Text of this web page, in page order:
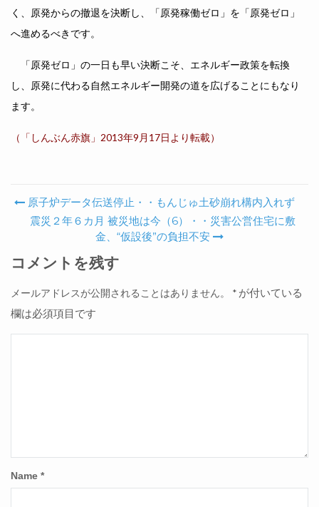
く、原発からの撤退を決断し、「原発稼働ゼロ」を「原発ゼロ」
へ進めるべきです。
「原発ゼロ」の一日も早い決断こそ、エネルギー政策を転換
し、原発に代わる自然エネルギー開発の道を広げることにもなり
ます。
（「しんぶん赤旗」2013年9月17日より転載）
Post navigation
原子炉データ伝送停止・・もんじゅ土砂崩れ構内入れず
震災２年６カ月 被災地は今（6）・・災害公営住宅に敷
金、“仮設後”の負担不安
コメントを残す
メールアドレスが公開されることはありません。 * が付いている
欄は必須項目です
Name *